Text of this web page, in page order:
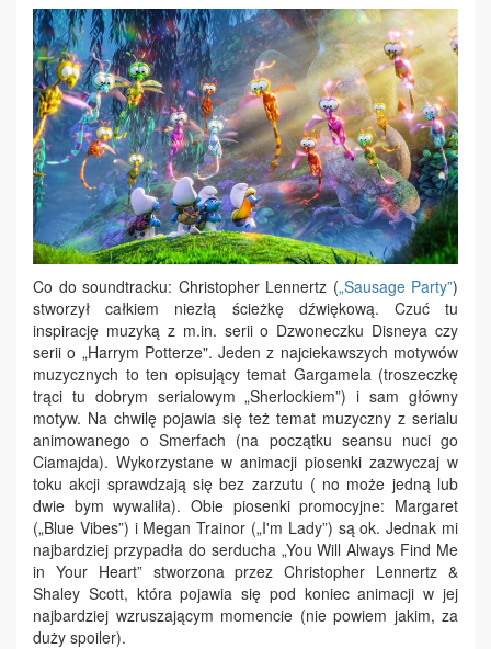
Co do soundtracku: Christopher Lennertz („Sausage Party”)
stworzył całkiem niezłą ścieżkę dźwiękową. Czuć tu
inspirację muzyką z m.in. serii o Dzwoneczku Disneya czy
serii o „Harrym Potterze". Jeden z najciekawszych motywów
muzycznych to ten opisujący temat Gargamela (troszeczkę
trąci tu dobrym serialowym „Sherlockiem”) i sam główny
motyw. Na chwilę pojawia się też temat muzyczny z serialu
animowanego o Smerfach (na początku seansu nuci go
Ciamajda). Wykorzystane w animacji piosenki zazwyczaj w
toku akcji sprawdzają się bez zarzutu ( no może jedną lub
dwie bym wywaliła). Obie piosenki promocyjne: Margaret
(„Blue Vibes”) i Megan Trainor („I'm Lady”) są ok. Jednak mi
najbardziej przypadła do serducha „You Will Always Find Me
in Your Heart” stworzona przez Christopher Lennertz &
Shaley Scott, która pojawia się pod koniec animacji w jej
najbardziej wzruszającym momencie (nie powiem jakim, za
duży spoiler).